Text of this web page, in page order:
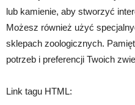
lub kamienie, aby stworzyć
Możesz również użyć
sklepach zoologicznych.
potrzeb i preferencji Twoich
Link tagu HTML: